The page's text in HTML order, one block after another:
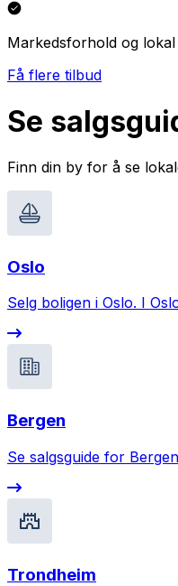
Markedsforhold og
Få flere tilbud
Se
Finn din by for å se
Oslo
Selg boligen i Oslo. I
Bergen
Se salgsguide for
Trondheim